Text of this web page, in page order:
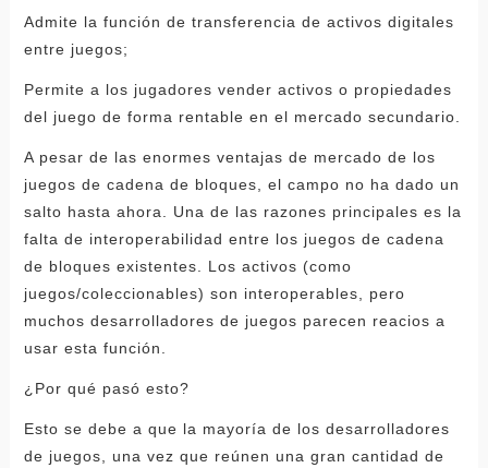
Admite la función de transferencia de activos digitales
entre juegos;
Permite a los jugadores vender activos o propiedades
del juego de forma rentable en el mercado secundario.
A pesar de las enormes ventajas de mercado de los
juegos de cadena de bloques, el campo no ha dado un
salto hasta ahora. Una de las razones principales es la
falta de interoperabilidad entre los juegos de cadena
de bloques existentes. Los activos (como
juegos/coleccionables) son interoperables, pero
muchos desarrolladores de juegos parecen reacios a
usar esta función.
¿Por qué pasó esto?
Esto se debe a que la mayoría de los desarrolladores
de juegos, una vez que reúnen una gran cantidad de